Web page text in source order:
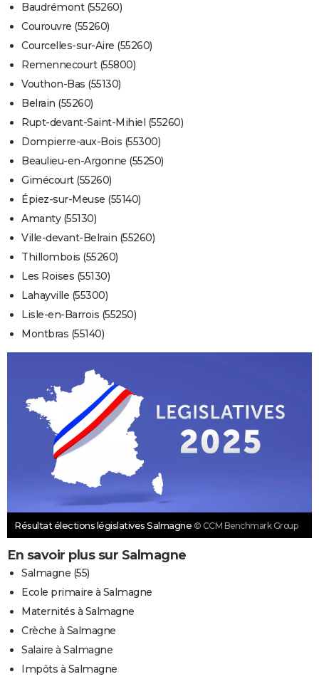
Baudrémont (55260)
Courouvre (55260)
Courcelles-sur-Aire (55260)
Remennecourt (55800)
Vouthon-Bas (55130)
Belrain (55260)
Rupt-devant-Saint-Mihiel (55260)
Dompierre-aux-Bois (55300)
Beaulieu-en-Argonne (55250)
Gimécourt (55260)
Épiez-sur-Meuse (55140)
Amanty (55130)
Ville-devant-Belrain (55260)
Thillombois (55260)
Les Roises (55130)
Lahayville (55300)
Lisle-en-Barrois (55250)
Montbras (55140)
Résultat élections législatives Salmagne © CCM Benchmark Group
En savoir plus sur Salmagne
Salmagne (55)
Ecole primaire à Salmagne
Maternités à Salmagne
Crèche à Salmagne
Salaire à Salmagne
Impôts à Salmagne